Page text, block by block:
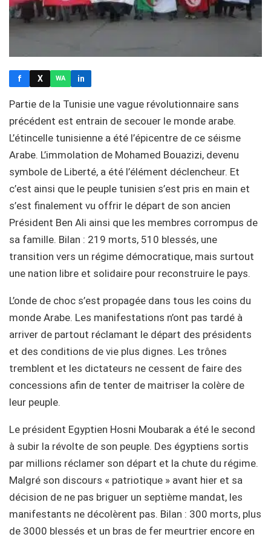
f X WA in
Partie de la Tunisie une vague révolutionnaire sans
précédent est entrain de secouer le monde arabe.
L’étincelle tunisienne a été l’épicentre de ce séisme
Arabe. L’immolation de Mohamed Bouazizi, devenu
symbole de Liberté, a été l’élément déclencheur. Et
c’est ainsi que le peuple tunisien s’est pris en main et
s’est finalement vu offrir le départ de son ancien
Président Ben Ali ainsi que les membres corrompus de
sa famille. Bilan : 219 morts, 510 blessés, une
transition vers un régime démocratique, mais surtout
une nation libre et solidaire pour reconstruire le pays.
L’onde de choc s’est propagée dans tous les coins du
monde Arabe. Les manifestations n’ont pas tardé à
arriver de partout réclamant le départ des présidents
et des conditions de vie plus dignes. Les trônes
tremblent et les dictateurs ne cessent de faire des
concessions afin de tenter de maitriser la colère de
leur peuple.
Le président Egyptien Hosni Moubarak a été le second
à subir la révolte de son peuple. Des égyptiens sortis
par millions réclamer son départ et la chute du régime.
Malgré son discours « patriotique » avant hier et sa
décision de ne pas briguer un septième mandat, les
manifestants ne décolèrent pas. Bilan : 300 morts, plus
de 3000 blessés et un bras de fer meurtrier encore en